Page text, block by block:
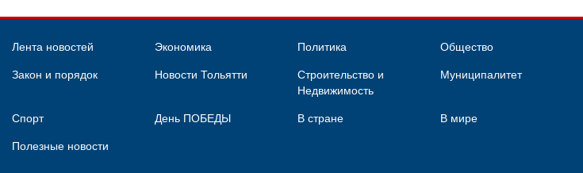
Лента новостей Экономика Политика Общество
Закон и порядок Новости Тольятти
Строительство и
Недвижимость
Муниципалитет
Спорт День ПОБЕДЫ В стране В мире
Полезные новости